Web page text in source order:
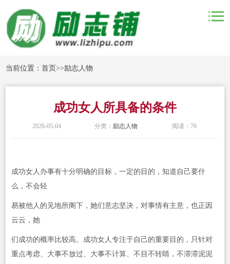
当前位置：首页>>励志人物
成功女人所具备的条件
2026-05-04 分类： 励志人物 阅读：76
成功女人办事有十分明确的目标，一定的目的，知道自己要什
么，不会轻
易被他人的见地所阁下，她们意志坚决，对事情有主意，也正因
云云，她
们成功的概率比较高。成功女人专注于自己的重要目的，只针对
重点考虑、大事不放过、大事不计算、不目不转睛，不滞滞泥泥